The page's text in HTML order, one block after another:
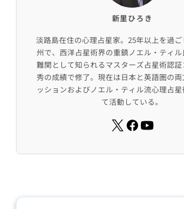
新里ひろき
淡路島在住の心理占星家。25年以上を過
州で、西洋占星術界の重鎮ノエル・ティル
難関として知られるマスターズ占星術認
秀の成績で修了。現在は日本と英語圏の
ッションおよびノエル・ティル流心理占
て活動している。